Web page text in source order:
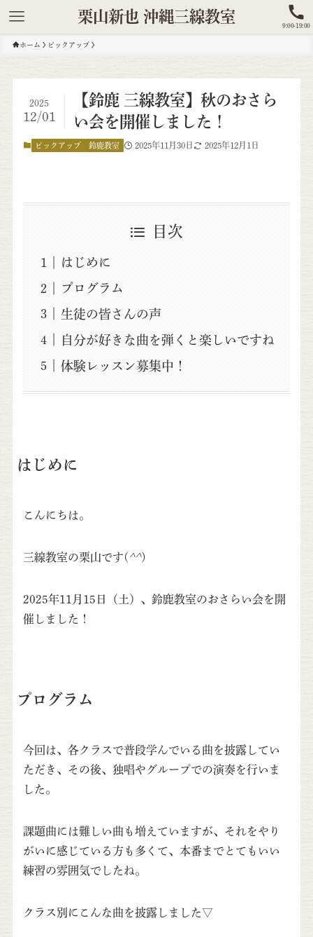
栗山新也 沖縄三線教室
9:00-19:00
ホーム ピックアップ
【鈴鹿 三線教室】秋のおさら
い会を開催しました！
2025
12/01
ピックアップ 鈴鹿教室 2025年11月30日 2025年12月1日
目次
はじめに
プログラム
生徒の皆さんの声
自分が好きな曲を弾くと楽しいですね
体験レッスン募集中！
はじめに
こんにちは。
三線教室の栗山です( ^^)
2025年11月15日（土）、鈴鹿教室のおさらい会を開
催しました！
プログラム
今回は、各クラスで普段学んでいる曲を披露してい
ただき、その後、独唱やグループでの演奏を行いま
した。
課題曲には難しい曲も増えていますが、それをやり
がいに感じている方も多くて、本番までとてもいい
練習の雰囲気でしたね。
クラス別にこんな曲を披露しました▽